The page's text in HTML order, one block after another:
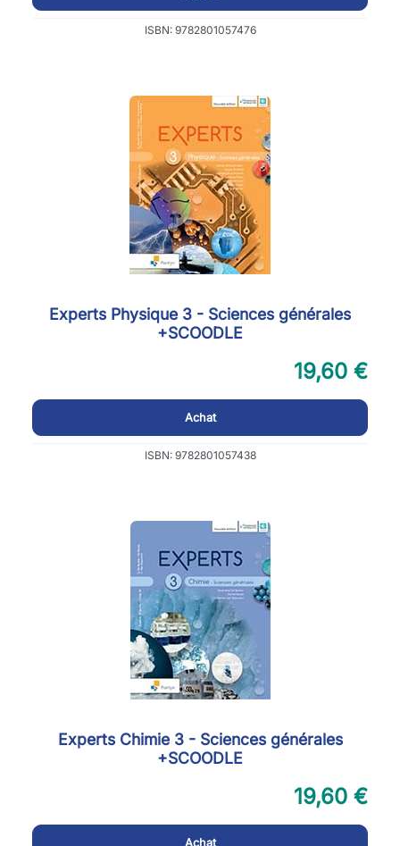
ISBN: 9782801057476
Experts Physique 3 - Sciences générales
+SCOODLE
19,60 €
Achat
ISBN: 9782801057438
Experts Chimie 3 - Sciences générales
+SCOODLE
19,60 €
Achat